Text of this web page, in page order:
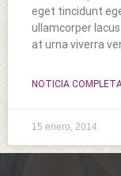
eget tincidunt
ullamcorper
at urna viverra
NOTICIA
15 enero, 2014